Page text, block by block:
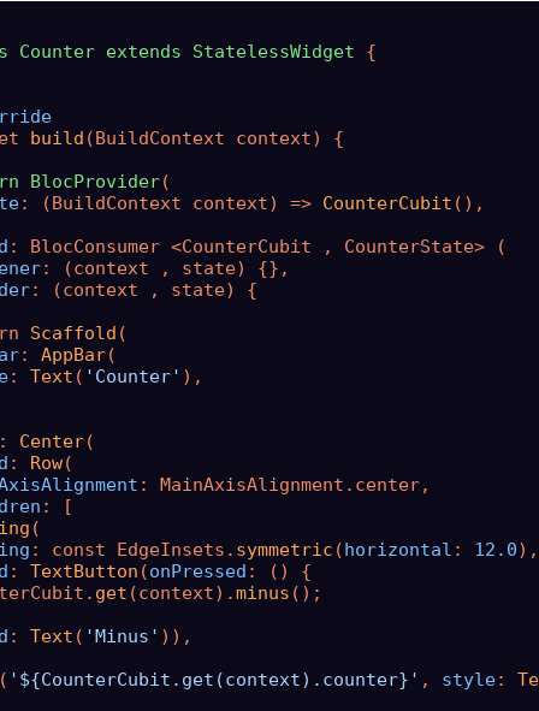
Counter extends StatelessWidget {
build (BuildContext context) {
BlocProvider
: (BuildContext context) => CounterCubit (),
: (context , state) {
Scaffold
: AppBar
: Text ( 'Counter' ),
Center
: Row
: const EdgeInsets. symmetric (horizontal : 12.0
: TextButton (onPressed : () {
get (context).minus ();
: Text ( 'Minus' )),
'${CounterCubit.get(context).counter}' , style: